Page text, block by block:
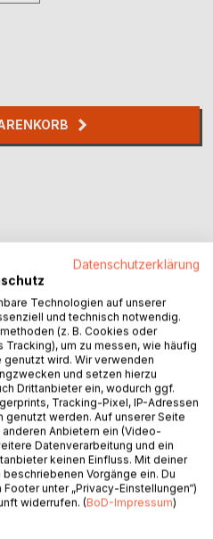
and the practice of pastoral
aspects receive a
in 1995, the "Society
Counselling" (SIPCC) has
providing
and reflection. The essays
a result of this work. Written
specialists, they reflect
Datenschutzerklärung
Technologien auf unserer
und technisch notwendig.
(z. B. Cookies oder
um zu messen, wie häufig
wird. Wir verwenden
und setzen hierzu
Drittanbieter ein, wodurch ggf.
Tracking-Pixel, IP-Adressen
werden. Auf unserer Seite
Anbietern ein (Video-
Datenverarbeitung und ein
keinen Einfluss. Mit deiner
Vorgänge ein. Du
unter „Privacy-Einstellungen“)
widerrufen. (BoD-Impressum)